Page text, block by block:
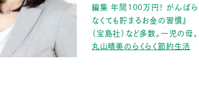
編集 年間100万円！ がんばら
なくても貯まるお金の習慣』
（宝島社）など多数。一児の母。
丸山晴美のらくらく節約生活